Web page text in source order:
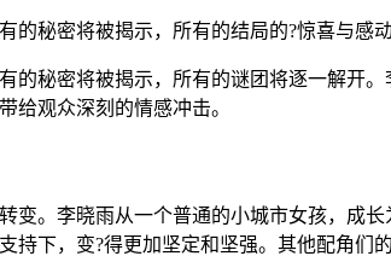
的秘密将被揭示，所有的结局的?惊喜与感
的秘密将被揭示，所有的谜团将逐一解开
给观众深刻的情感冲击。
变。李晓雨从一个普通的小城市女孩，成
持下，变?得更加坚定和坚强。其他配角们